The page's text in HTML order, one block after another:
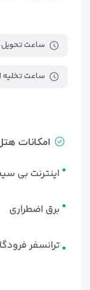
ساعت تحویل
ساعت تخلیه
امکانات
اینترنت بی
برق اضطراری
ترانسفر